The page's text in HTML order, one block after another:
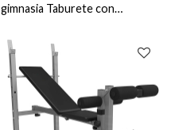
gimnasia Taburete con
fitness comercial